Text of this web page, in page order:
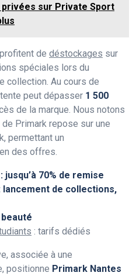
sur Private Sport
de déstockages sur
spéciales lors du
collection. Au cours de
peut dépasser 1 500
de la marque. Nous notons
Primark repose sur une
permettant un
des offres.
jusqu’à 70% de remise
lancement de collections,
: tarifs dédiés
associée à une
positionne Primark Nantes